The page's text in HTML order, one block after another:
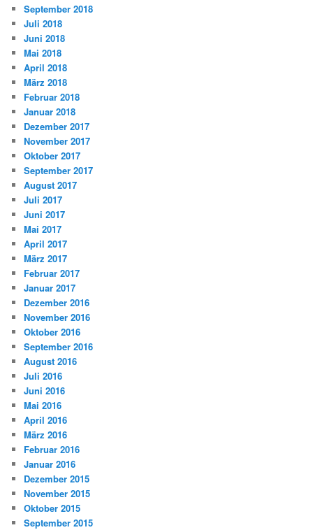
September 2018
Juli 2018
Juni 2018
Mai 2018
April 2018
März 2018
Februar 2018
Januar 2018
Dezember 2017
November 2017
Oktober 2017
September 2017
August 2017
Juli 2017
Juni 2017
Mai 2017
April 2017
März 2017
Februar 2017
Januar 2017
Dezember 2016
November 2016
Oktober 2016
September 2016
August 2016
Juli 2016
Juni 2016
Mai 2016
April 2016
März 2016
Februar 2016
Januar 2016
Dezember 2015
November 2015
Oktober 2015
September 2015